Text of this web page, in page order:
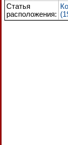
Статья
расположения: